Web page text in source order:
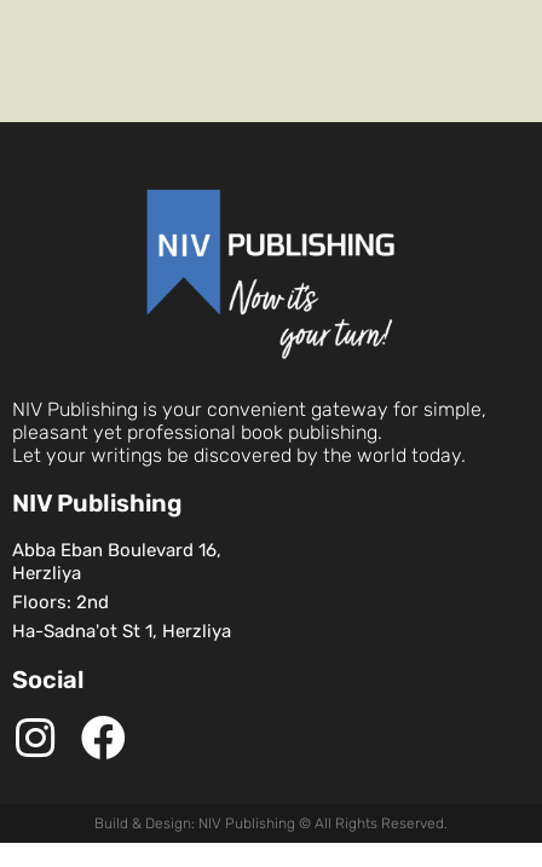
NIV Publishing is your convenient gateway for simple,
pleasant yet professional book publishing.
Let your writings be discovered by the world today.
NIV Publishing
Abba Eban Boulevard 16,
Herzliya
Floors: 2nd
Ha-Sadna'ot St 1, Herzliya
Social
Build & Design: NIV Publishing © All Rights Reserved.